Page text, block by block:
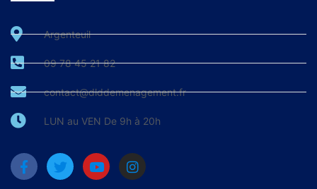
Argenteuil
09 78 45 21 82
contact@dlddemenagement.fr
LUN au VEN De 9h à 20h